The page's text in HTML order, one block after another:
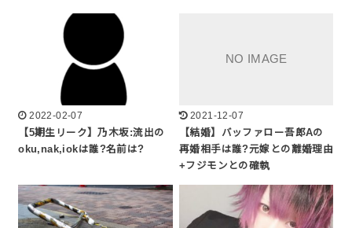
2022-02-07
【5期生リーク】乃木坂:流出の
oku,nak,iokは誰?名前は?
2021-12-07
【結婚】バッファロー吾郎Aの
再婚相手は誰?元嫁との離婚理由
+フジモンとの確執